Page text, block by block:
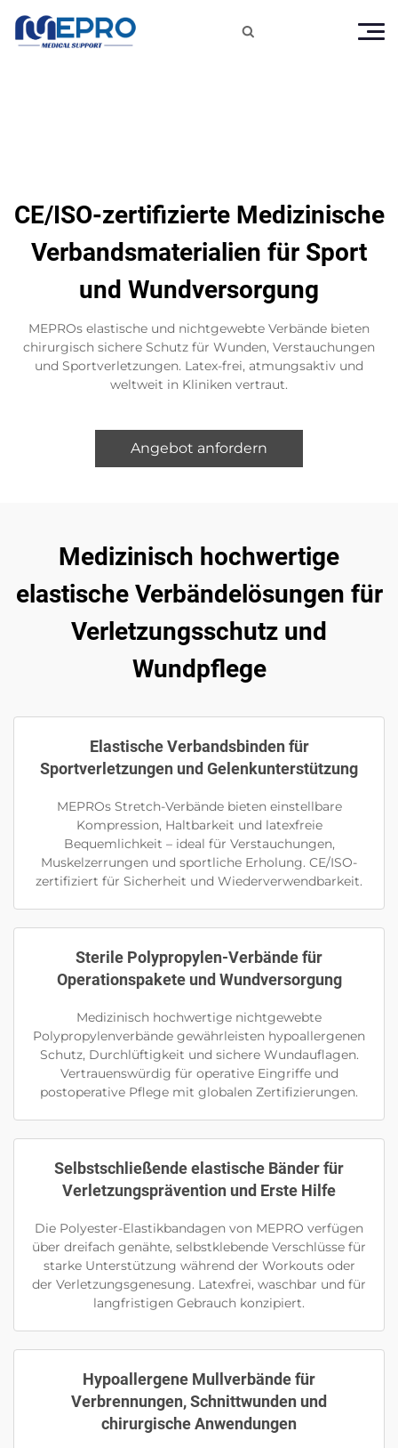

CE/ISO-zertifizierte Medizinische
Verbandsmaterialien für Sport
und Wundversorgung
MEPROs elastische und nichtgewebte Verbände bieten
chirurgisch sichere Schutz für Wunden, Verstauchungen
und Sportverletzungen. Latex-frei, atmungsaktiv und
weltweit in Kliniken vertraut.
Angebot anfordern
Medizinisch hochwertige
elastische Verbändelösungen für
Verletzungsschutz und
Wundpflege
Elastische Verbandsbinden für
Sportverletzungen und Gelenkunterstützung
MEPROs Stretch-Verbände bieten einstellbare
Kompression, Haltbarkeit und latexfreie
Bequemlichkeit – ideal für Verstauchungen,
Muskelzerrungen und sportliche Erholung. CE/ISO-
zertifiziert für Sicherheit und Wiederverwendbarkeit.
Sterile Polypropylen-Verbände für
Operationspakete und Wundversorgung
Medizinisch hochwertige nichtgewebte
Polypropylenverbände gewährleisten hypoallergenen
Schutz, Durchlüftigkeit und sichere Wundauflagen.
Vertrauenswürdig für operative Eingriffe und
postoperative Pflege mit globalen Zertifizierungen.
Selbstschließende elastische Bänder für
Verletzungsprävention und Erste Hilfe
Die Polyester-Elastikbandagen von MEPRO verfügen
über dreifach genähte, selbstklebende Verschlüsse für
starke Unterstützung während der Workouts oder
der Verletzungsgenesung. Latexfrei, waschbar und für
langfristigen Gebrauch konzipiert.
Hypoallergene Mullverbände für
Verbrennungen, Schnittwunden und
chirurgische Anwendungen